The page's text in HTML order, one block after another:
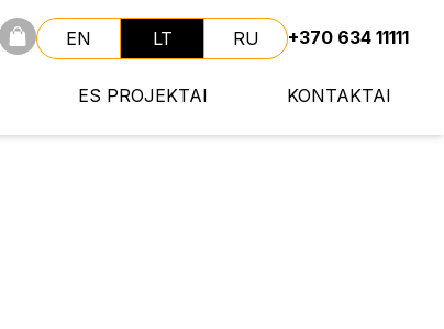
EN LT RU +370 634 11111
ES PROJEKTAI KONTAKTAI